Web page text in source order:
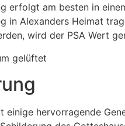
erfolgt am besten in
in Alexanders Heimat
wird der PSA Wert
hervorragende